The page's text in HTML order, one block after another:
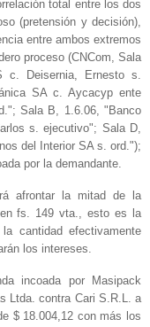
total entre los dos
(pretensión y decisión),
entre ambos extremos
proceso (CNCom, Sala
c. Deisernia, Ernesto s.
SA c. Aycacyp ente
Sala B, 1.6.06, "Banco
s. ejecutivo"; Sala D,
del Interior SA s. ord.");
por la demandante.
afrontar la mitad de la
fs. 149 vta., esto es la
cantidad efectivamente
los intereses.
incoada por Masipack
Ltda. contra Cari S.R.L. a
$ 18.004,12 con más los